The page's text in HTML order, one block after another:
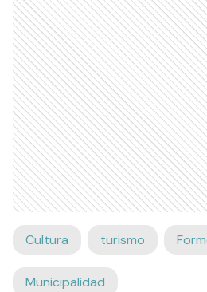
Cultura turismo
Municipalidad